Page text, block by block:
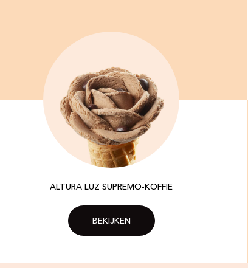
ALTURA LUZ SUPREMO-KOFFIE
BEKIJKEN